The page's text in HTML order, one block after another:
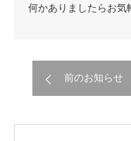
何かありましたらお気
前のお知らせ